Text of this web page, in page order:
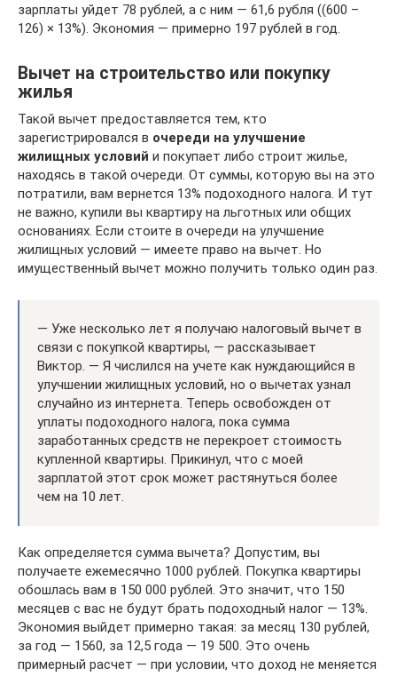
зарплаты уйдет 78 рублей, а с ним — 61,6 рубля ((600 –
126) × 13%). Экономия — примерно 197 рублей в год.
Вычет на строительство или покупку
жилья
Такой вычет предоставляется тем, кто
зарегистрировался в очереди на улучшение
жилищных условий и покупает либо строит жилье,
находясь в такой очереди. От суммы, которую вы на это
потратили, вам вернется 13% подоходного налога. И тут
не важно, купили вы квартиру на льготных или общих
основаниях. Если стоите в очереди на улучшение
жилищных условий — имеете право на вычет. Но
имущественный вычет можно получить только один раз.
— Уже несколько лет я получаю налоговый вычет в
связи с покупкой квартиры, — рассказывает
Виктор. — Я числился на учете как нуждающийся в
улучшении жилищных условий, но о вычетах узнал
случайно из интернета. Теперь освобожден от
уплаты подоходного налога, пока сумма
заработанных средств не перекроет стоимость
купленной квартиры. Прикинул, что с моей
зарплатой этот срок может растянуться более
чем на 10 лет.
Как определяется сумма вычета? Допустим, вы
получаете ежемесячно 1000 рублей. Покупка квартиры
обошлась вам в 150 000 рублей. Это значит, что 150
месяцев с вас не будут брать подоходный налог — 13%.
Экономия выйдет примерно такая: за месяц 130 рублей,
за год — 1560, за 12,5 года — 19 500. Это очень
примерный расчет — при условии, что доход не меняется